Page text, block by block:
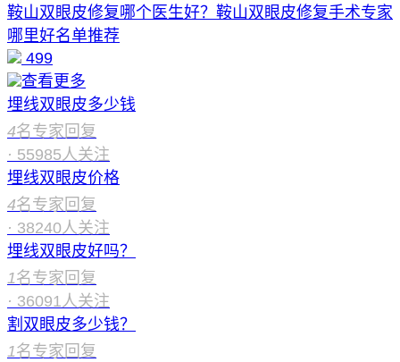
鞍山双眼皮修复哪个医生好？鞍山双眼皮修复手术专家
哪里好名单推荐
499
查看更多
埋线双眼皮多少钱
4名专家回复
· 55985人关注
埋线双眼皮价格
4名专家回复
· 38240人关注
埋线双眼皮好吗？
1名专家回复
· 36091人关注
割双眼皮多少钱？
1名专家回复